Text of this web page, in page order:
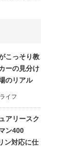
こっそり教
ーの見分け
のリアル
イフ
アリースク
ン400
ン対応に仕